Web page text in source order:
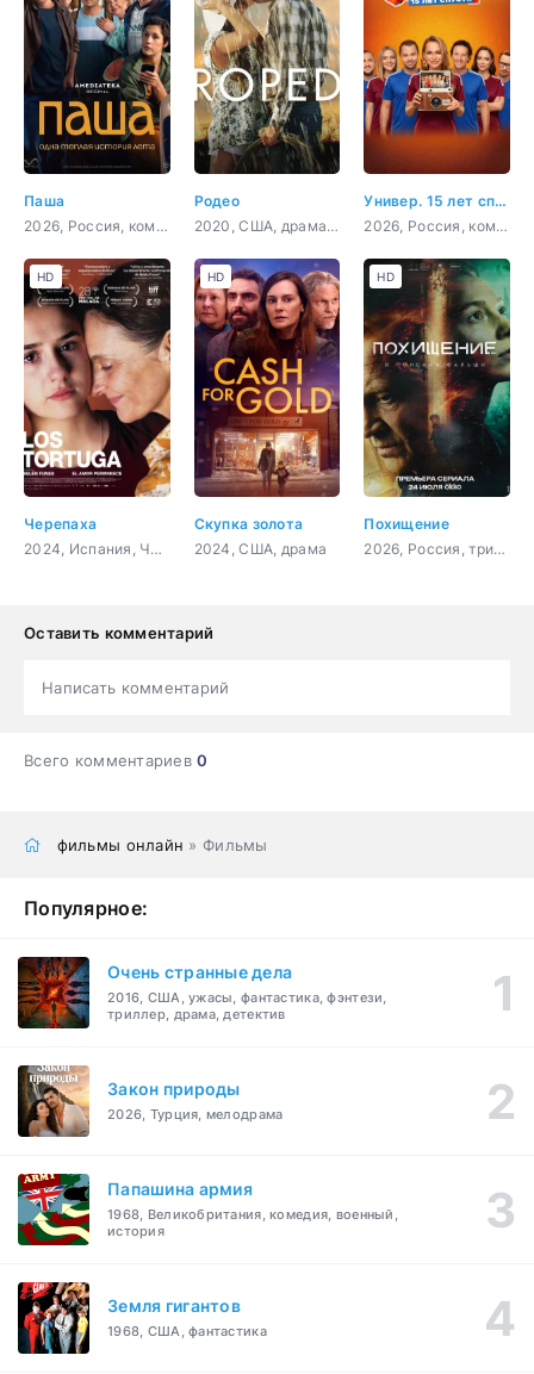
Паша
2026, Россия, комедия, драма
Родео
2020, США, драма, мелодрама
Универ. 15 лет спустя
2026, Россия, комедия
Черепаха
2024, Испания, Чили, драма
HD
Скупка золота
2024, США, драма
HD
Похищение
2026, Россия, триллер, детектив
HD
Оставить комментарий
Написать комментарий
Всего комментариев0
фильмы онлайн » Фильмы
Популярное:
Очень странные дела
2016, США, ужасы, фантастика, фэнтези,
триллер, драма, детектив
Закон природы
2026, Турция, мелодрама
Папашина армия
1968, Великобритания, комедия, военный,
история
Земля гигантов
1968, США, фантастика